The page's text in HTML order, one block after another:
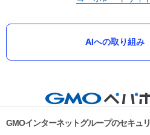
AIへの取り組み
GMOインターネットグループのセキュ